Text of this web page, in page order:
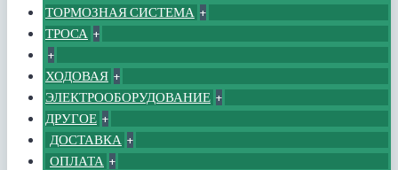
ТОРМОЗНАЯ СИСТЕМА +
ТРОСА +
+
ХОДОВАЯ +
ЭЛЕКТРООБОРУДОВАНИЕ +
ДРУГОЕ +
ДОСТАВКА +
ОПЛАТА +